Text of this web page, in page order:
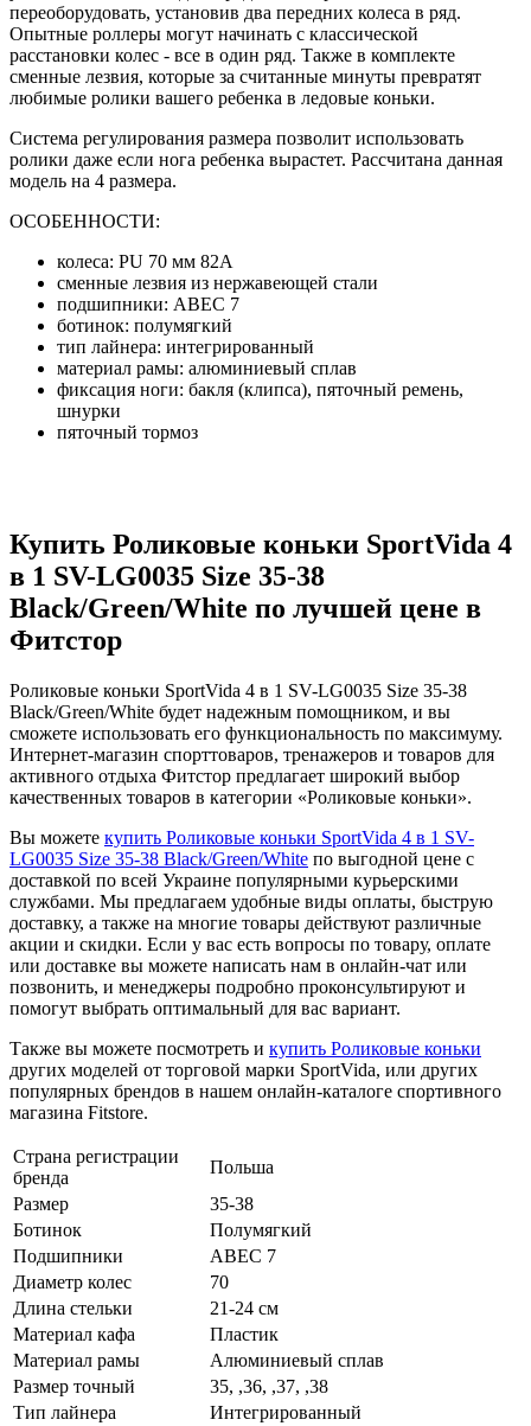
переоборудовать, установив два передних колеса в ряд.
Опытные роллеры могут начинать с классической
расстановки колес - все в один ряд. Также в комплекте
сменные лезвия, которые за считанные минуты превратят
любимые ролики вашего ребенка в ледовые коньки.
Система регулирования размера позволит использовать
ролики даже если нога ребенка вырастет. Рассчитана данная
модель на 4 размера.
ОСОБЕННОСТИ:
колеса: PU 70 мм 82А
сменные лезвия из нержавеющей стали
подшипники: ABEC 7
ботинок: полумягкий
тип лайнера: интегрированный
материал рамы: алюминиевый сплав
фиксация ноги: бакля (клипса), пяточный ремень,
шнурки
пяточный тормоз
Купить Роликовые коньки SportVida 4
в 1 SV-LG0035 Size 35-38
Black/Green/White по лучшей цене в
Фитстор
Роликовые коньки SportVida 4 в 1 SV-LG0035 Size 35-38
Black/Green/White будет надежным помощником, и вы
сможете использовать его функциональность по максимуму.
Интернет-магазин спорттоваров, тренажеров и товаров для
активного отдыха Фитстор предлагает широкий выбор
качественных товаров в категории «Роликовые коньки».
Вы можете купить Роликовые коньки SportVida 4 в 1 SV-
LG0035 Size 35-38 Black/Green/White по выгодной цене с
доставкой по всей Украине популярными курьерскими
службами. Мы предлагаем удобные виды оплаты, быструю
доставку, а также на многие товары действуют различные
акции и скидки. Если у вас есть вопросы по товару, оплате
или доставке вы можете написать нам в онлайн-чат или
позвонить, и менеджеры подробно проконсультируют и
помогут выбрать оптимальный для вас вариант.
Также вы можете посмотреть и купить Роликовые коньки
других моделей от торговой марки SportVida, или других
популярных брендов в нашем онлайн-каталоге спортивного
магазина Fitstore.
Страна регистрации
бренда
Польша
Размер
35-38
Ботинок
Полумягкий
Подшипники
ABEC 7
Диаметр колес
70
Длина стельки
21-24 см
Материал кафа
Пластик
Материал рамы
Алюминиевый сплав
Размер точный
35, ,36, ,37, ,38
Тип лайнера
Интегрированный